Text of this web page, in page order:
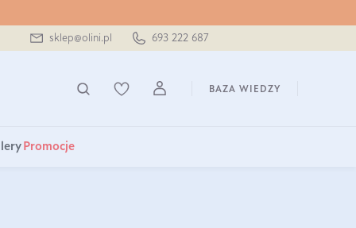
sklep@olini.pl 693 222 687
BAZA WIEDZY
Promocje